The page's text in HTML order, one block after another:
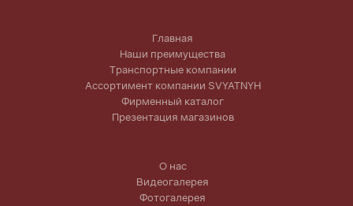
Главная
Наши преимущества
Транспортные компании
Ассортимент компании SVYATNYH
Фирменный каталог
Презентация магазинов
О нас
Видеогалерея
Фотогалерея